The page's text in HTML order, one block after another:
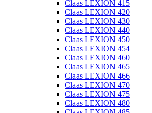
Claas LEXION 415
Claas LEXION 420
Claas LEXION 430
Claas LEXION 440
Claas LEXION 450
Claas LEXION 454
Claas LEXION 460
Claas LEXION 465
Claas LEXION 466
Claas LEXION 470
Claas LEXION 475
Claas LEXION 480